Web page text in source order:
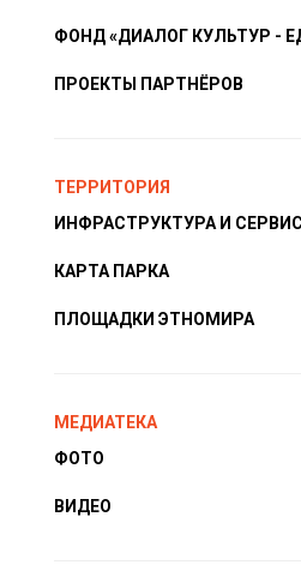
ФОНД «ДИАЛОГ КУЛЬТУР -
ПРОЕКТЫ ПАРТНЁРОВ
ТЕРРИТОРИЯ
ИНФРАСТРУКТУРА И СЕРВИС
КАРТА ПАРКА
ПЛОЩАДКИ ЭТНОМИРА
МЕДИАТЕКА
ФОТО
ВИДЕО